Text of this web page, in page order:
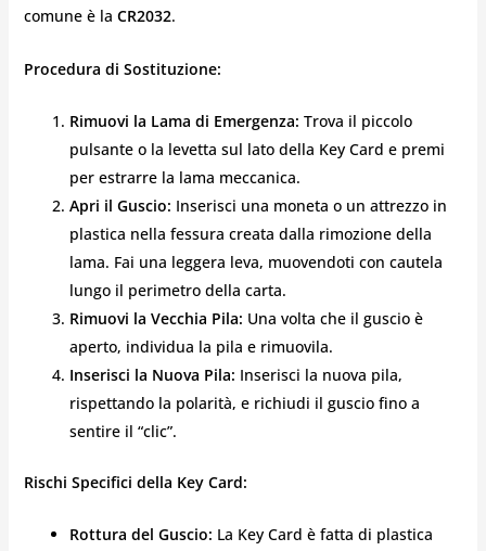
comune è la CR2032.
Procedura di Sostituzione:
Rimuovi la Lama di Emergenza: Trova il piccolo
pulsante o la levetta sul lato della Key Card e premi
per estrarre la lama meccanica.
Apri il Guscio: Inserisci una moneta o un attrezzo in
plastica nella fessura creata dalla rimozione della
lama. Fai una leggera leva, muovendoti con cautela
lungo il perimetro della carta.
Rimuovi la Vecchia Pila: Una volta che il guscio è
aperto, individua la pila e rimuovila.
Inserisci la Nuova Pila: Inserisci la nuova pila,
rispettando la polarità, e richiudi il guscio fino a
sentire il “clic”.
Rischi Specifici della Key Card:
Rottura del Guscio: La Key Card è fatta di plastica